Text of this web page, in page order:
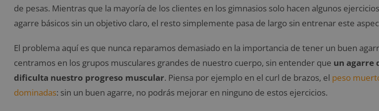
de pesas. Mientras que la mayoría de los clientes en los gimnasios solo hacen algunos
agarre básicos sin un objetivo claro, el resto simplemente pasa de largo sin entrenar este
El problema aquí es que nunca reparamos demasiado en la importancia de tener un buen
centramos en los grupos musculares grandes de nuestro cuerpo, sin entender que un agarre
dificulta nuestro progreso muscular. Piensa por ejemplo en el curl de brazos, el peso
dominadas: sin un buen agarre, no podrás mejorar en ninguno de estos ejercicios.